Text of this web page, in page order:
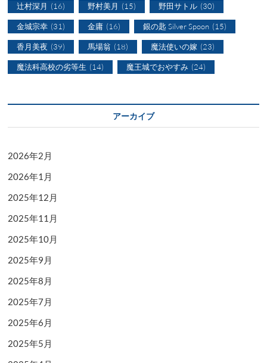
辻村深月 (16) 野村美月 (15) 野田サトル (30)
金城宗幸 (31) 金庸 (16) 銀の匙 Silver Spoon (15)
香月美夜 (39) 馬場翁 (18) 魔法使いの嫁 (23)
魔法科高校の劣等生 (14) 魔王城でおやすみ (24)
アーカイブ
2026年2月
2026年1月
2025年12月
2025年11月
2025年10月
2025年9月
2025年8月
2025年7月
2025年6月
2025年5月